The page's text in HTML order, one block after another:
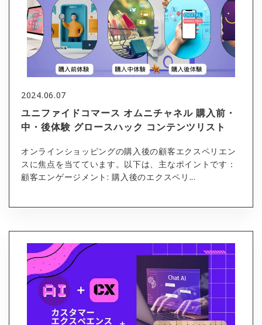
2024.06.07
ユニファイドコマース オムニチャネル 購入前・
中・後体験 グロースハック コンテンツリスト
オンラインショッピングの購入後の顧客エクスペリエン
スに焦点を当てています。以下は、主なポイントです：
顧客エンゲージメント: 購入後のエクスペリ...